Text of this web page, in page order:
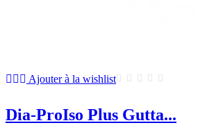
Ajouter à la wishlist
Dia-ProIso Plus Gutta...